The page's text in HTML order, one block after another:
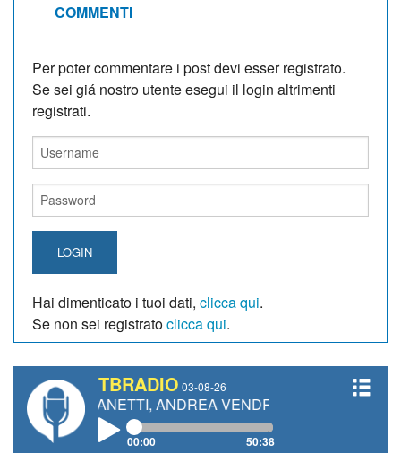
COMMENTI
Per poter commentare i post devi esser registrato.
Se sei giá nostro utente esegui il login altrimenti
registrati.
LOGIN
Hai dimenticato i tuoi dati, clicca qui.
Se non sei registratoclicca qui.
TBRADIO 03-08-26
GIANETTI, ANDREA VENDRAME, FILIPPO FIORELLI
00:00 50:38